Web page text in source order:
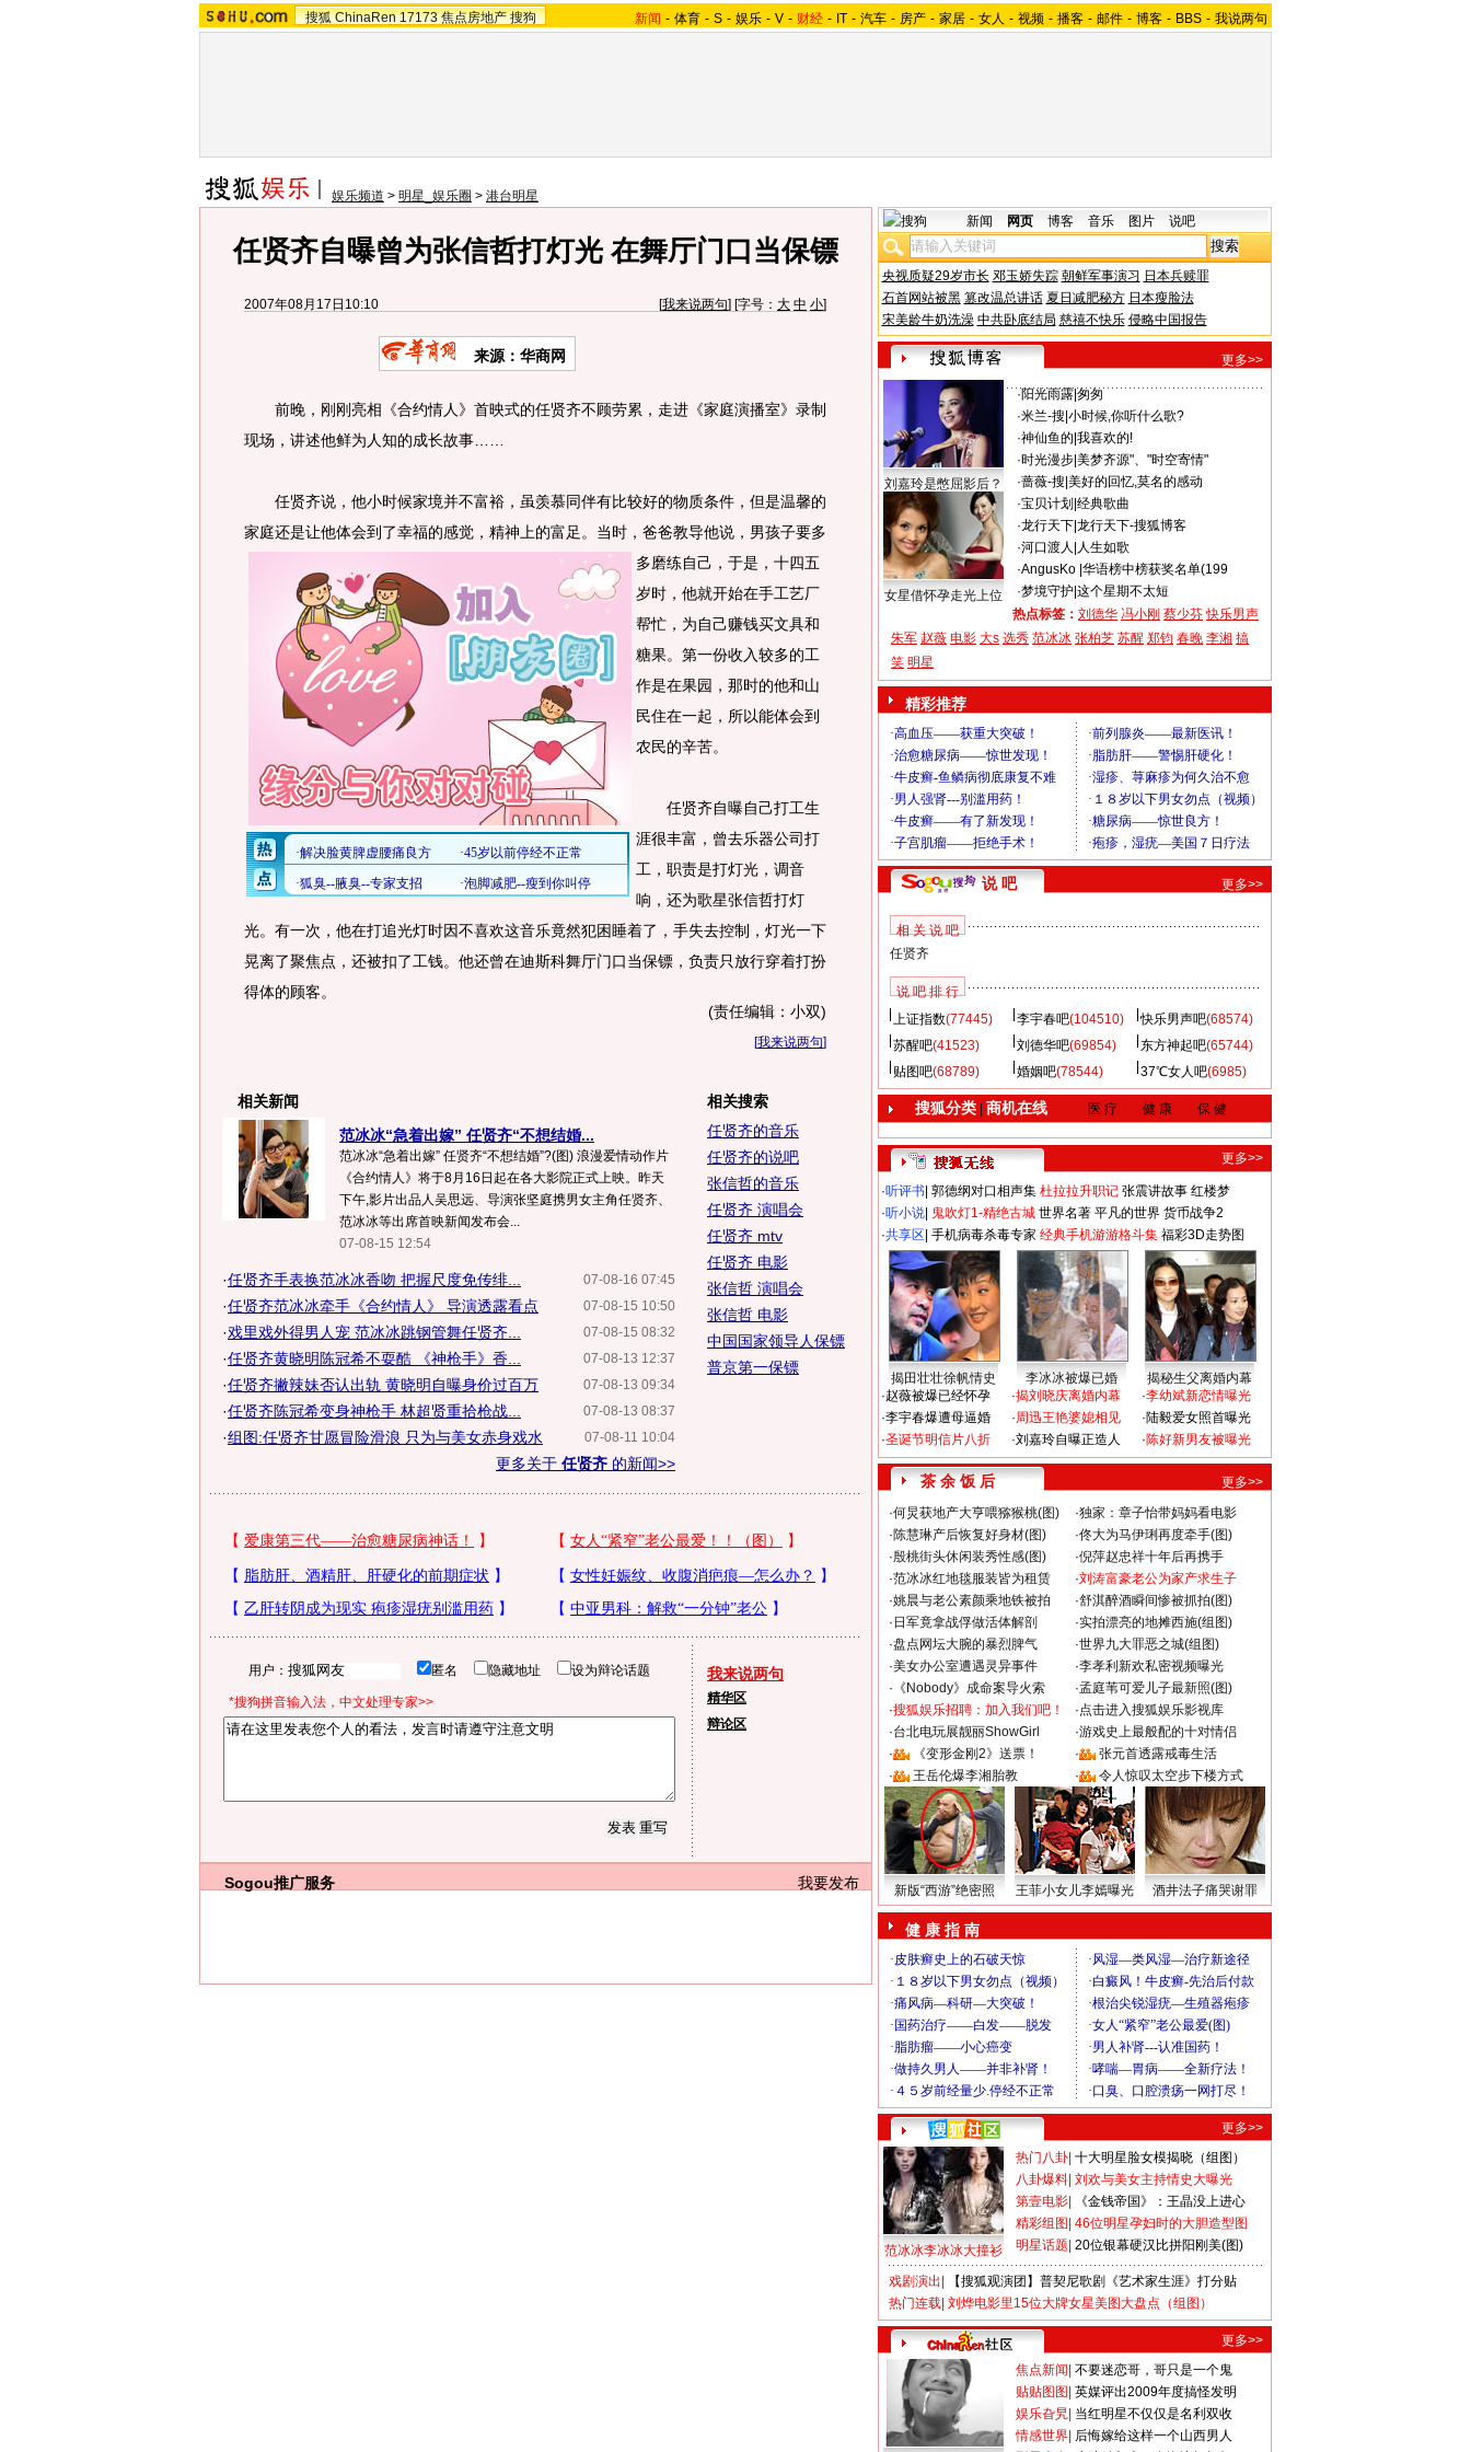
搜狐 ChinaRen 17173 焦点房地产 搜狗 新闻 - 体育 - S - 娱乐 - V - 财经 - IT - 汽车 - 房产 - 家居 - 女人 - 视频 - 播客 - 邮件 - 博客 - BBS - 我说两句
娱乐频道 > 明星_娱乐圈 > 港台明星
任贤齐自曝曾为张信哲打灯光 在舞厅门口当保镖
2007年08月17日10:10 [我来说两句] [字号： 大 中 小]
来源：华商网
前晚，刚刚亮相《合约情人》首映式的任贤齐不顾劳累，走进《家庭演播室》录制
现场，讲述他鲜为人知的成长故事……
任贤齐说，他小时候家境并不富裕，虽羡慕同伴有比较好的物质条件，但是温馨的
家庭还是让他体会到了幸福的感觉，精神上的富足。 当时，爸爸教导他说，男孩子要多
多磨练自己，于是，十四五
岁时，他就开始在手工艺厂
帮忙，为自己赚钱买文具和
糖果。第一份收入较多的工
作是在果园，那时的他和山
民住在一起，所以能体会到
农民的辛苦。
任贤齐自曝自己打工生
涯很丰富，曾去乐器公司打
工，职责是打灯光，调音
响，还为歌星张信哲打灯
光。有一次，他在打追光灯时因不喜欢这音乐竟然犯困睡着了，手失去控制，灯光一下
晃离了聚焦点，还被扣了工钱。他还曾在迪斯科舞厅门口当保镖，负责只放行穿着打扮
得体的顾客。
(责任编辑：小双)
[我来说两句]
相关新闻
范冰冰“急着出嫁” 任贤齐“不想结婚...
范冰冰“急着出嫁” 任贤齐“不想结婚”?(图) 浪漫爱情动作片
《合约情人》将于8月16日起在各大影院正式上映。昨天
下午,影片出品人吴思远、导演张坚庭携男女主角任贤齐、
范冰冰等出席首映新闻发布会...
07-08-15 12:54
07-08-16 07:45
·任贤齐手表换范冰冰香吻 把握尺度免传绯...
07-08-15 10:50
·任贤齐范冰冰牵手《合约情人》 导演透露看点
07-08-15 08:32
·戏里戏外得男人宠 范冰冰跳钢管舞任贤齐...
07-08-13 12:37
·任贤齐黄晓明陈冠希不耍酷 《神枪手》香...
07-08-13 09:34
·任贤齐撇辣妹否认出轨 黄晓明自曝身价过百万
07-08-13 08:37
·任贤齐陈冠希变身神枪手 林超贤重拾枪战...
07-08-11 10:04
·组图:任贤齐甘愿冒险滑浪 只为与美女赤身戏水
更多关于 任贤齐 的新闻>>
相关搜索
任贤齐的音乐
任贤齐的说吧
张信哲的音乐
任贤齐 演唱会
任贤齐 mtv
任贤齐 电影
张信哲 演唱会
张信哲 电影
中国国家领导人保镖
普京第一保镖
用户： 匿名 隐藏地址 设为辩论话题
*搜狗拼音输入法，中文处理专家>>
我来说两句
精华区
辩论区
我要发布
Sogou推广服务
新闻 网页 博客 音乐 图片 说吧
央视质疑29岁市长 邓玉娇失踪 朝鲜军事演习 日本兵赎罪
石首网站被黑 篡改温总讲话 夏日减肥秘方 日本瘦脸法
宋美龄牛奶洗澡 中共卧底结局 慈禧不快乐 侵略中国报告
更多>>
刘嘉玲是憋屈影后？
女星借怀孕走光上位
·阳光雨露| 匆匆
·米兰-搜 小时候,你听什么歌?
·神仙鱼的 我喜欢的!
·时光漫步| 美梦齐源"、"时空寄情"
·蔷薇-搜 美好的回忆,莫名的感动
·宝贝计划 经典歌曲
·龙行天下| 龙行天下-搜狐博客
·河口渡人 人生如歌
·AngusKo 华语榜中榜获奖名单(199
·梦境守护| 这个星期不太短
热点标签： 刘德华 冯小刚 蔡少芬 快乐男声
朱军 赵薇 电影 大s 选秀 范冰冰 张柏芝 苏醒 郑钧 春晚 李湘 搞
笑 明星
精彩推荐
说 吧 更多>>
相 关 说 吧
任贤齐
说 吧 排 行
上证指数(77445) 李宇春吧(104510) 快乐男声吧(68574)
苏醒吧(41523) 刘德华吧(69854) 东方神起吧(65744)
贴图吧(68789) 婚姻吧(78544) 37℃女人吧(6985)
搜狐分类| 商机在线 医 疗 健 康 保 健
更多>>
·听评书 郭德纲对口相声集 杜拉拉升职记 张震讲故事 红楼梦
·听小说 鬼吹灯1-精绝古城 世界名著 平凡的世界 货币战争2
·共享区 手机病毒杀毒专家 经典手机游游格斗集 福彩3D走势图
揭田壮壮徐帆情史 李冰冰被爆已婚
揭秘生父离婚内幕
·赵薇被爆已经怀孕
·李宇春爆遭母逼婚
·圣诞节明信片八折
·揭刘晓庆离婚内幕
·周迅王艳婆媳相见
·刘嘉玲自曝正造人
·李幼斌新恋情曝光
·陆毅爱女照首曝光
·陈好新男友被曝光
茶 余 饭 后
更多>>
·何炅获地产大亨喂猕猴桃(图) ·独家：章子怡带妈妈看电影
·陈慧琳产后恢复好身材(图) ·佟大为马伊琍再度牵手(图)
·殷桃街头休闲装秀性感(图) ·倪萍赵忠祥十年后再携手
·范冰冰红地毯服装皆为租赁 ·刘涛富豪老公为家产求生子
·姚晨与老公素颜乘地铁被拍 ·舒淇醉酒瞬间惨被抓拍(图)
· 日军竟拿战俘做活体解剖 ·实拍漂亮的地摊西施(组图)
·盘点网坛大腕的暴烈脾气 ·世界九大罪恶之城(组图)
·美女办公室遭遇灵异事件 ·李孝利新欢私密视频曝光
· 《Nobody》成命案导火索 ·孟庭苇可爱儿子最新照(图)
·搜狐娱乐招聘：加入我们吧！ ·点击进入搜狐娱乐影视库
·台北电玩展靓丽ShowGirl ·游戏史上最般配的十对情侣
·
《变形金刚2》送票！ ·
张元首透露戒毒生活
·
王岳伦爆李湘胎教 · 令人惊叹太空步下楼方式
新版“西游”绝密照 王菲小女儿李嫣曝光 酒井法子痛哭谢罪
健 康 指 南
更多>>
范冰冰李冰冰大撞衫
热门八卦 十大明星脸女模揭晓（组图）
八卦爆料 刘欢与美女主持情史大曝光
第壹电影
《金钱帝国》：王晶没上进心
精彩组图 46位明星孕妇时的大胆造型图
明星话题 20位银幕硬汉比拼阳刚美(图)
戏剧演出
【搜狐观演团】普契尼歌剧《艺术家生涯》打分贴
热门连载 刘烨电影里15位大牌女星美图大盘点（组图）
更多>>
焦点新闻 不要迷恋哥，哥只是一个鬼
贴贴图图 英媒评出2009年度搞怪发明
娱乐旮旯 当红明星不仅仅是名利双收
情感世界 后悔嫁给这样一个山西男人